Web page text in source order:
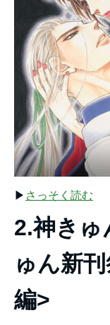
▶︎ さっそく読む
2.神きゅ
ゅん新
編>